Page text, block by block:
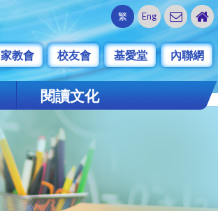
繁 Eng
家教會 校友會 基愛堂 內聯網
閱讀文化